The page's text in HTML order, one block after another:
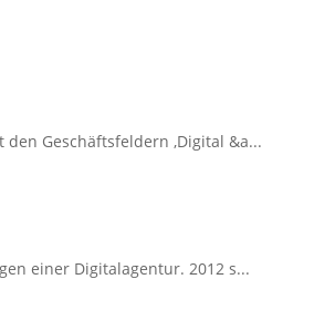
Geschäftsfeldern ‚Digital &a...
einer Digitalagentur. 2012 s...